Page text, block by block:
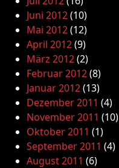
Juni 2012(10)
Mai 2012(12)
April 2012(9)
März 2012(2)
Februar 2012(8)
Januar 2012(13)
Dezember 2011 (4)
November 2011 (10)
Oktober 2011 (1)
September 2011 (4)
August 2011 (6)